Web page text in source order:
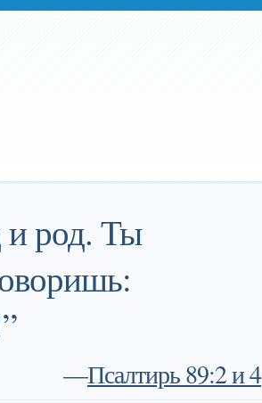
род. Ты
—Псалтирь 89:2 и 4